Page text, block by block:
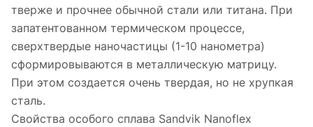
тверже и прочнее обычной стали или титана. При
запатентованном термическом процессе,
сверхтвердые наночастицы (1-10 нанометра)
сформировываются в металлическую матрицу.
При этом создается очень твердая, но не хрупкая
сталь.
Свойства особого сплава Sandvik Nanoflex